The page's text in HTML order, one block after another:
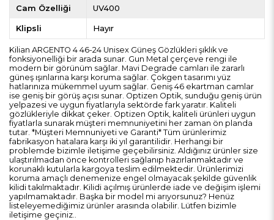
Cam Özelliği UV400
Klipsli Hayır
Kilian ARGENTO 4 46-24 Unisex Güneş Gözlükleri şıklık ve
fonksiyonelliği bir arada sunar. Gun Metal çerçeve rengi ile
modern bir görünüm sağlar. Mavi Degrade camları ile zararlı
güneş ışınlarına karşı koruma sağlar. Çokgen tasarımı yüz
hatlarınıza mükemmel uyum sağlar. Geniş 46 ekartman camlar
ise geniş bir görüş açısı sunar. Optizen Optik, sunduğu geniş ürün
yelpazesi ve uygun fiyatlarıyla sektörde fark yaratır. Kaliteli
gözlükleriyle dikkat çeker. Optizen Optik, kaliteli ürünleri uygun
fiyatlarla sunarak müşteri memnuniyetini her zaman ön planda
tutar. *Müşteri Memnuniyeti ve Garanti* Tüm ürünlerimiz
fabrikasyon hatalara karşı iki yıl garantilidir. Herhangi bir
problemde bizimle iletişime geçebilirsiniz. Aldığınız ürünler size
ulaştırılmadan önce kontrolleri sağlanıp hazırlanmaktadır ve
korunaklı kutularla kargoya teslim edilmektedir. Ürünlerimizi
koruma amaçlı denemenize engel olmayacak şekilde güvenlik
kilidi takılmaktadır. Kilidi açılmış ürünlerde iade ve değişim işlemi
yapılmamaktadır. Başka bir model mi arıyorsunuz? Henüz
listeleyemediğimiz ürünler arasında olabilir. Lütfen bizimle
iletişime geçiniz..